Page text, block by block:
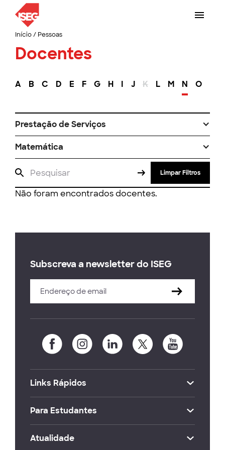
Início/ Pessoas
Docentes
A B C D E F G H I J K L M N O
Prestação de Serviços
Matemática
Limpar Filtros
Não foram encontrados docentes.
Subscreva a newsletter do ISEG
Links Rápidos
Para Estudantes
Atualidade